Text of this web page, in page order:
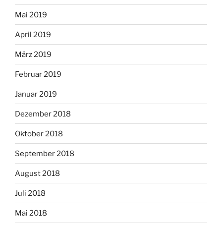
Mai 2019
April 2019
März 2019
Februar 2019
Januar 2019
Dezember 2018
Oktober 2018
September 2018
August 2018
Juli 2018
Mai 2018